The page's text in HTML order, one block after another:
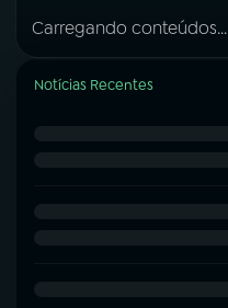
Carregando conteúdos...
Notícias Recentes